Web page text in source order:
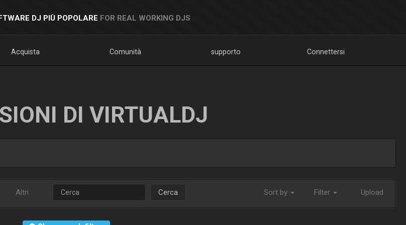
DJ PIÙ POPOLARE FOR REAL WORKING DJS
Acquista Comunità supporto Connettersi
DI VIRTUALDJ
Altri Cerca Sort by Filter Upload